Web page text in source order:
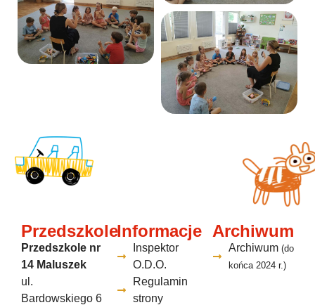
Przedszkole
Przedszkole nr
14 Maluszek
ul.
Bardowskiego 6
Informacje
Inspektor
O.D.O.
Regulamin
strony
Archiwum
Archiwum (do
końca 2024 r.)